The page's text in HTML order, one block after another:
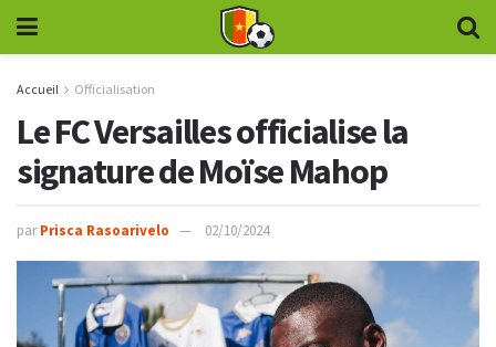
Accueil Officialisation
Le FC Versailles officialise la
signature de Moïse Mahop
par Prisca Rasoarivelo 02/10/2024